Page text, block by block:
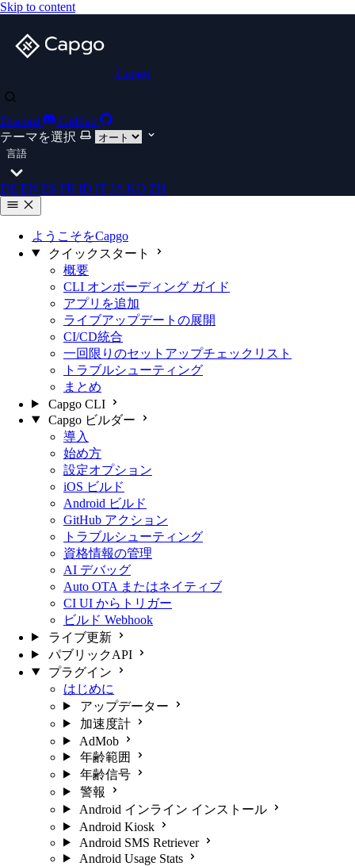
Skip to content
Capgo
Discord
GitHub
テーマを選択
言語
DE EN ES FR ID IT JA KO ZH
ようこそをCapgo
クイックスタート
概要
CLI オンボーディング ガイド
アプリを追加
ライブアップデートの展開
CI/CD統合
一回限りのセットアップチェックリスト
トラブルシューティング
まとめ
Capgo CLI
Capgo ビルダー
導入
始め方
設定オプション
iOS ビルド
Android ビルド
GitHub アクション
トラブルシューティング
資格情報の管理
AI デバッグ
Auto OTA またはネイティブ
CI UI からトリガー
ビルド Webhook
ライブ更新
パブリックAPI
プラグイン
はじめに
アップデーター
加速度計
AdMob
年齢範囲
年齢信号
警報
Android インライン インストール
Android Kiosk
Android SMS Retriever
Android Usage Stats